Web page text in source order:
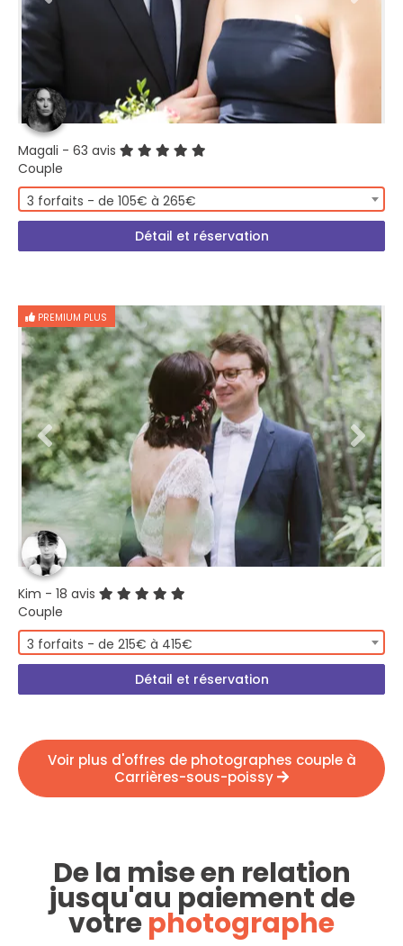
Magali - 63 avis
Couple
3 forfaits - de 105€ à 265€
Détail et réservation
PREMIUM PLUS
Kim - 18 avis
Couple
3 forfaits - de 215€ à 415€
Détail et réservation
Voir plus d'offres de photographes couple à
Carrières-sous-poissy
De la mise en relation
jusqu'au paiement de
votrephotographe